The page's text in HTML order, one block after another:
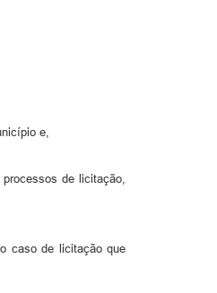
e,
de licitação,
caso de licitação que